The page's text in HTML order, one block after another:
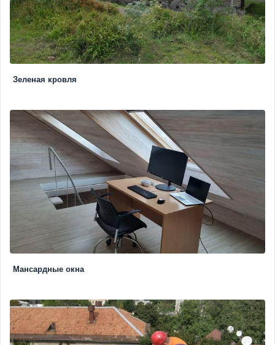
Зеленая кровля
Мансардные окна